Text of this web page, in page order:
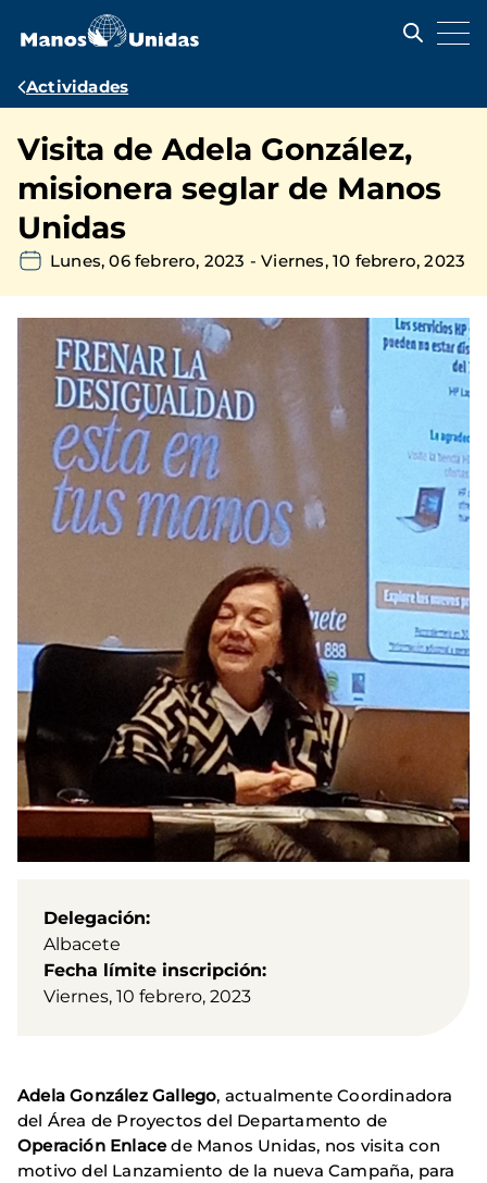
contenido
Ruta
navegación
Actividades
Visita de Adela González,
misionera seglar de Manos
Unidas
Lunes, 06 febrero, 2023 -Viernes, 10 febrero, 2023
Delegación
Albacete
Fecha límite inscripción
Viernes, 10 febrero, 2023
Adela González Gallego, actualmente Coordinadora
del Área de Proyectos del Departamento de
Operación Enlacede Manos Unidas, nos visita con
motivo del Lanzamiento de la nueva Campaña, para